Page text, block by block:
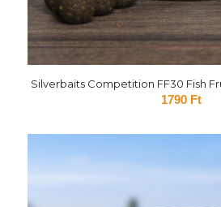
Silverbaits Competition FF30 Fish
1790 Ft